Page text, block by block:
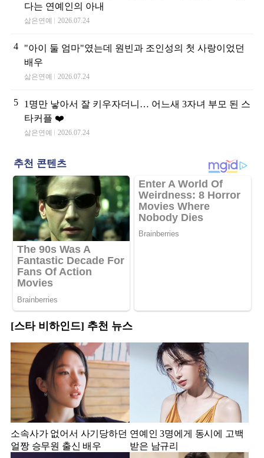
다는 연예인의 아내
삶은연예 2026.07.24
4
"아이 둘 엄마"였는데 원빈과 조인성의 첫 사랑이었던
배우
삶은연예 2026.07.24
5
1명만 낳아서 잘 키우자더니… 어느새 3자녀 부모 된 스
타커플 ❤️
삶은연예 2026.07.24
[스타 비하인드] 추천 뉴스
소속사가 없어서 사기당하던
얼짱 승무원 출신 배우
연예인 3명에게 동시에 고백
받은 남규리